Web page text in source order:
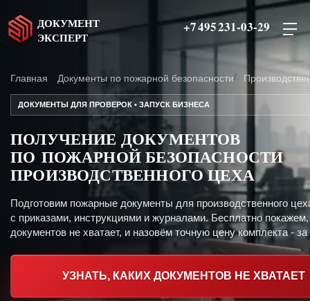
ДОКУМЕНТ
ЭКСПЕРТ
+7 495 231-03-29
Главная Документы по пожарной безопасности
ДОКУМЕНТЫ ДЛЯ ПРОВЕРОК • ЗАПУСК БИЗНЕСА
ПОЛУЧЕНИЕ ДОКУМЕНТОВ
ПО ПОЖАРНОЙ БЕЗОПАСНОСТИ
ПРОИЗВОДСТВЕННОГО ЦЕХА
Подготовим пожарные документы для производственного
с приказами, инструкциями и журналами. Бесплатно покажем,
документов не хватает, и назовём точную цену комплекта - за
УЗНАТЬ, КАКИХ ДОКУМЕНТОВ НЕ ХВАТАЕТ